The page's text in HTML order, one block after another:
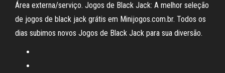
Área externa/serviço. Jogos de Black Jack: A melhor seleção
de jogos de black jack grátis em Minijogos.com.br. Todos os
dias subimos novos Jogos de Black Jack para sua diversão.